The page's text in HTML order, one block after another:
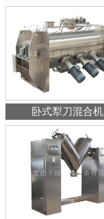
卧式犁刀混合机